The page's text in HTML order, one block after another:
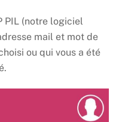
PIL (notre logiciel
mail et mot de
ou qui vous a été